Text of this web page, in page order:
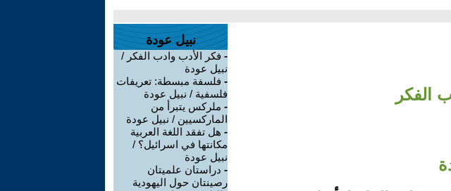
الفكر
نبيل عودة
- فكر الأدب وادب الفكر /
نبيل عودة
- فلسفة مبسطة: تعريفات
فلسفية / نبيل عودة
- ملركس يتبرأ من
الماركسيين / نبيل عودة
- هل تفقد اللغة العربية
مكانتها في اسرائيل؟ /
نبيل عودة
- دراستان علميتان
رصينتان حول اليهودية